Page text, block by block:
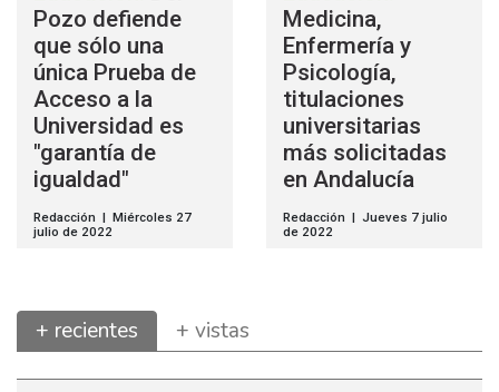
Pozo defiende
que sólo una
única Prueba de
Acceso a la
Universidad es
"garantía de
igualdad"
Redacción | Miércoles 27
julio de 2022
Medicina,
Enfermería y
Psicología,
titulaciones
universitarias
más solicitadas
en Andalucía
Redacción | Jueves 7 julio
de 2022
+ recientes + vistas